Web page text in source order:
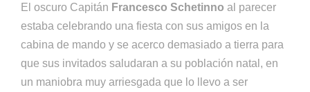
El oscuro Capitán Francesco Schetinno al parecer
estaba celebrando una fiesta con sus amigos en la
cabina de mando y se acerco demasiado a tierra para
que sus invitados saludaran a su población natal, en
un maniobra muy arriesgada que lo llevo a ser